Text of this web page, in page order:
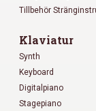
Tillbehör
Klaviatur
Synth
Keyboard
Digitalpiano
Stagepiano